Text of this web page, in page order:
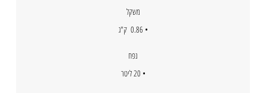
משקל
• 0.86 ק"ג
נפח
• 20 ליטר